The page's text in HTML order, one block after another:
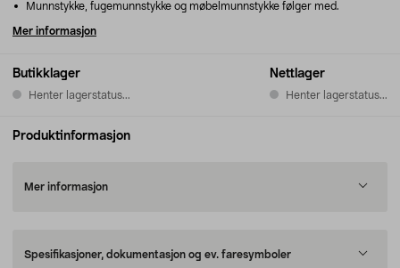
Butikklager
Henter lagerstatus...
Nettlager
Henter lagerstatus...
Munnstykke, fugemunnstykke og møbelmunnstykke følger med.
Mer informasjon
Produktinformasjon
Mer informasjon
Spesifikasjoner, dokumentasjon og ev. faresymboler